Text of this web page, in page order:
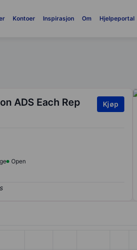
Kontoer Inspirasjon Om Hjelpeportal
ADS Each Rep
Kjøp
Open